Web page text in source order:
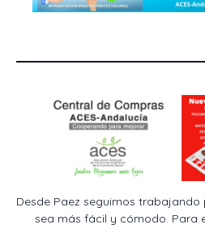
Desde Paez seguimos
sea más fácil y cómodo. Para